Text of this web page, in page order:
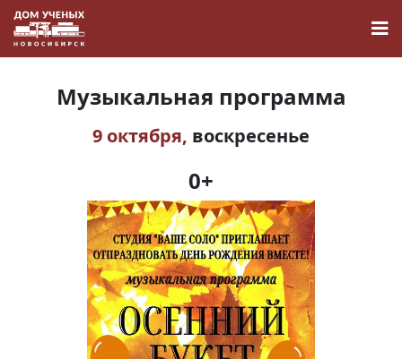
Наука
О Доме учёных
Виртуальный тур
Музыкальная программа
9 октября, воскресенье
0+